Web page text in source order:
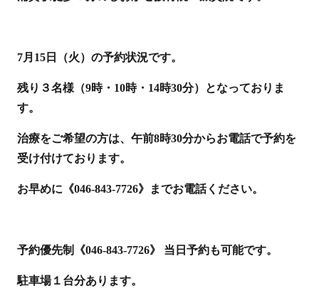
7月15日（火）の予約状況です。
残り３名様（9時・10時・14時30分）となっておりま
す。
治療をご希望の方は、午前8時30分からお電話で予約を
受け付けております。
お早めに《046-843-7726》までお電話ください。
予約優先制《046-843-7726》 当日予約も可能です。
駐車場１台分あります。